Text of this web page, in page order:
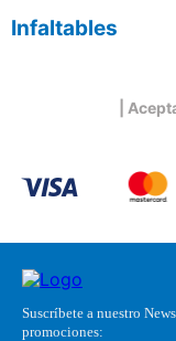
Infaltables
|
Suscríbete a nuestro
promociones: